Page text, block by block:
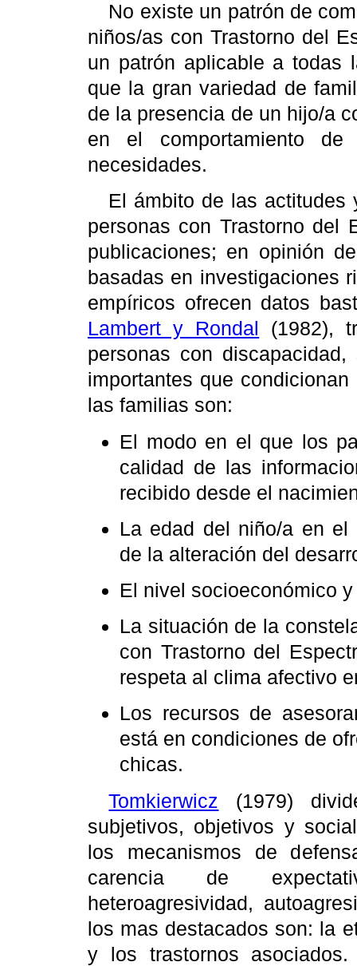
No existe un patrón de
niños/as con Trastorno del
un patrón aplicable a todas
que la gran variedad de
de la presencia de un hijo/a
en el comportamiento
necesidades.
El ámbito de las actitudes
personas con Trastorno del
publicaciones; en opinión
basadas en investigaciones
empíricos ofrecen datos
Lambert y Rondal (1982),
personas con
importantes que
las familias son:
El modo en el que los
calidad de las
recibido desde el
La edad del niño/a en el
de la alteración del
El nivel socioeconómico
La situación de la
con Trastorno del
respeta al clima afectivo
Los recursos de
está en condiciones de
chicas.
Tomkierwicz (1979)
subjetivos, objetivos y
los mecanismos de
carencia de
heteroagresividad,
los mas destacados son: la
y los trastornos